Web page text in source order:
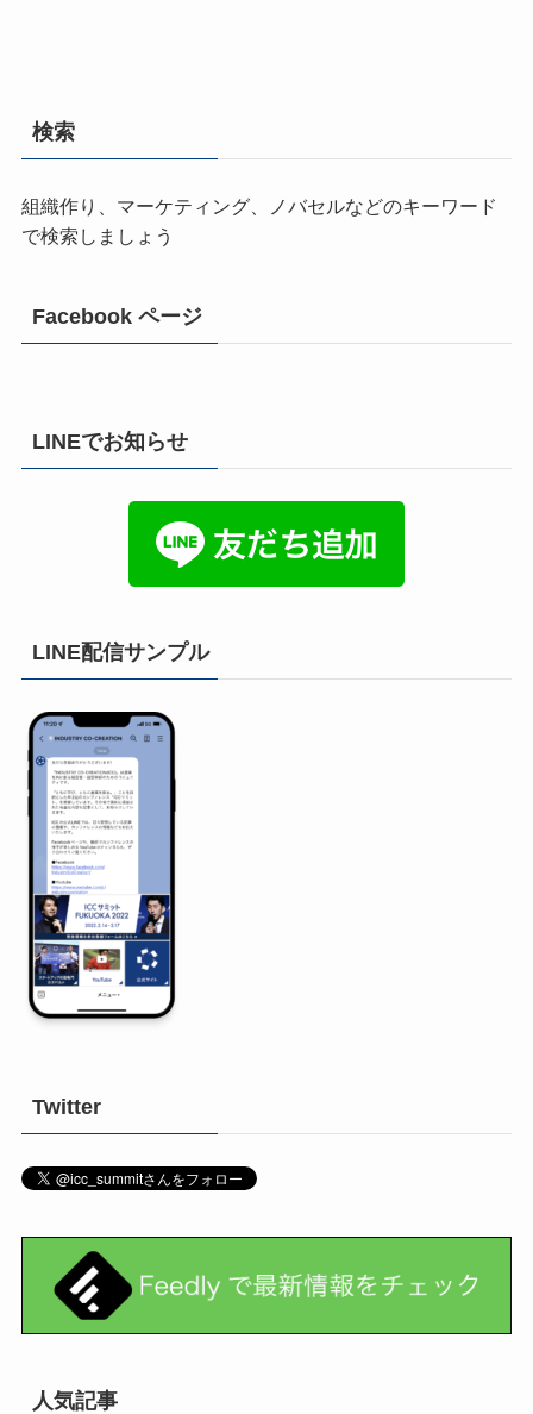
検索
組織作り、マーケティング、ノバセルなどのキーワード
で検索しましょう
Facebook ページ
LINEでお知らせ
LINE配信サンプル
Twitter
人気記事